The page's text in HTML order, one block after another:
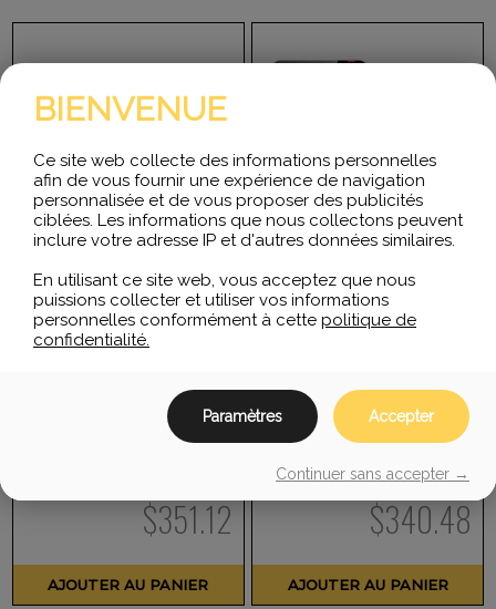
Yealink WH66 Mono Teams
considérablement
l’efficacité, en particulier
lorsque vous travaillez à
$351.12
AJOUTER AU PANIER
Yealink WH67 Teams
améliore
considérablement
l’efficacité, en particulier
lorsque vous travaillez à
domicile, mais…
$340.48
AJOUTER AU PANIER
BIENVENUE
Ce site web collecte des informations personnelles
afin de vous fournir une expérience de navigation
personnalisée et de vous proposer des publicités
ciblées. Les informations que nous collectons peuvent
inclure votre adresse IP et d'autres données similaires.
En utilisant ce site web, vous acceptez que nous
puissions collecter et utiliser vos informations
personnelles conformément à cette politique de
confidentialité.
Paramètres Accepter
Continuer sans accepter →